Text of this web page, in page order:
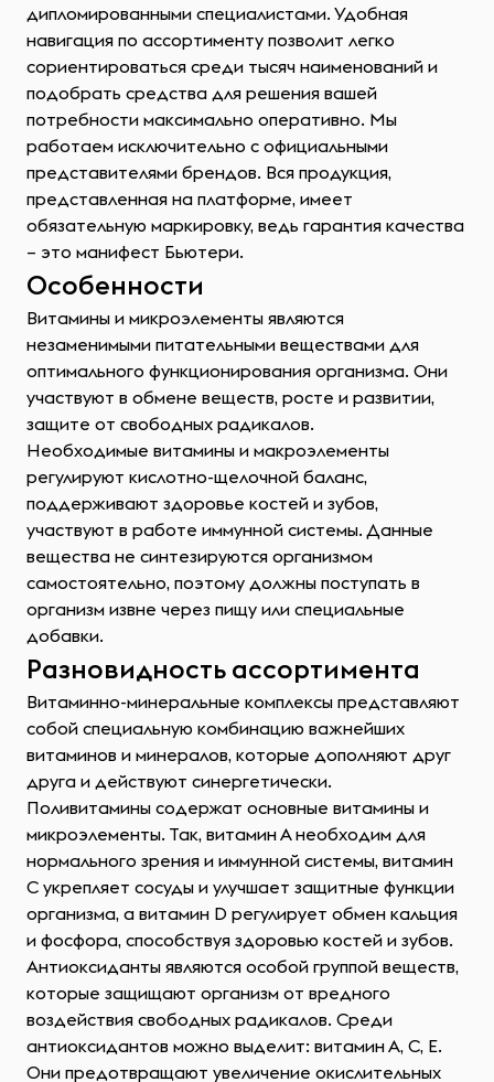
дипломированными специалистами. Удобная
навигация по ассортименту позволит легко
сориентироваться среди тысяч наименований и
подобрать средства для решения вашей
потребности максимально оперативно. Мы
работаем исключительно с официальными
представителями брендов. Вся продукция,
представленная на платформе, имеет
обязательную маркировку, ведь гарантия качества
– это манифест Бьютери.
Особенности
Витамины и микроэлементы являются
незаменимыми питательными веществами для
оптимального функционирования организма. Они
участвуют в обмене веществ, росте и развитии,
защите от свободных радикалов.
Необходимые витамины и макроэлементы
регулируют кислотно-щелочной баланс,
поддерживают здоровье костей и зубов,
участвуют в работе иммунной системы. Данные
вещества не синтезируются организмом
самостоятельно, поэтому должны поступать в
организм извне через пищу или специальные
добавки.
Разновидность ассортимента
Витаминно-минеральные комплексы представляют
собой специальную комбинацию важнейших
витаминов и минералов, которые дополняют друг
друга и действуют синергетически.
Поливитамины содержат основные витамины и
микроэлементы. Так, витамин А необходим для
нормального зрения и иммунной системы, витамин
С укрепляет сосуды и улучшает защитные функции
организма, а витамин D регулирует обмен кальция
и фосфора, способствуя здоровью костей и зубов.
Антиоксиданты являются особой группой веществ,
которые защищают организм от вредного
воздействия свободных радикалов. Среди
антиоксидантов можно выделит: витамин А, С, E.
Они предотвращают увеличение окислительных